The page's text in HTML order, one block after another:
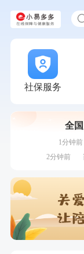
社保服务
全
7分钟前
7分钟前
1分钟前
1分钟前
2分钟前
4分钟前
黎**
6分钟前